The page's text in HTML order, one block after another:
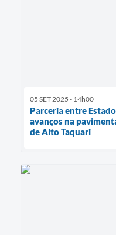
05 SET 2025 - 14h00
Parceria entre
avanços na
de Alto Taquari